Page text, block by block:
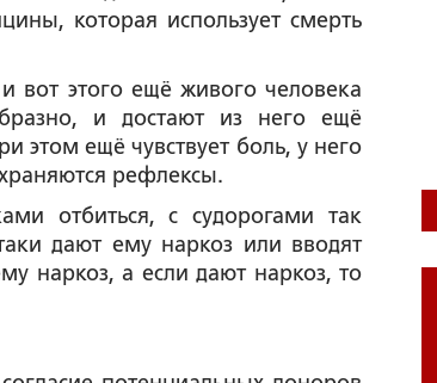
которая использует смерть
вот этого ещё живого человека
и достают из него ещё
этом ещё чувствует боль, у него
рефлексы.
отбиться, с судорогами так
дают ему наркоз или вводят
наркоз, а если дают наркоз, то